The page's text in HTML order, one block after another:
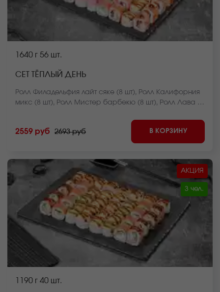
1640 г 56 шт.
СЕТ ТЁПЛЫЙ ДЕНЬ
Ролл Филадельфия лайт сяке (8 шт), Ролл Калифорния
микс (8 шт), Ролл Мистер барбекю (8 шт), Ролл Лава с
Нежный с курицей запеченный (8 шт), Ролл Сумоку
запеченный (8 шт). *Внешний вид блюда может
2559 руб 2693 руб В КОРЗИНУ
АКЦИЯ
3 чел.
1190 г 40 шт.